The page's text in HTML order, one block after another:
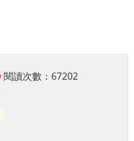
閱讀次數：67202